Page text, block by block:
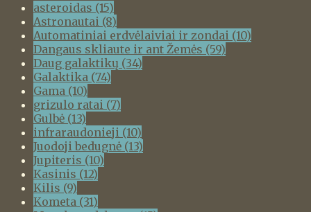
asteroidas (15)
Astronautai (8)
Automatiniai erdvėlaiviai ir zondai (10)
Dangaus skliaute ir ant Žemės (59)
Daug galaktikų (34)
Galaktika (74)
Gama (10)
grizulo ratai (7)
Gulbė (13)
infraraudonieji (10)
Juodoji bedugnė (13)
Jupiteris (10)
Kasinis (12)
Kilis (9)
Kometa (31)